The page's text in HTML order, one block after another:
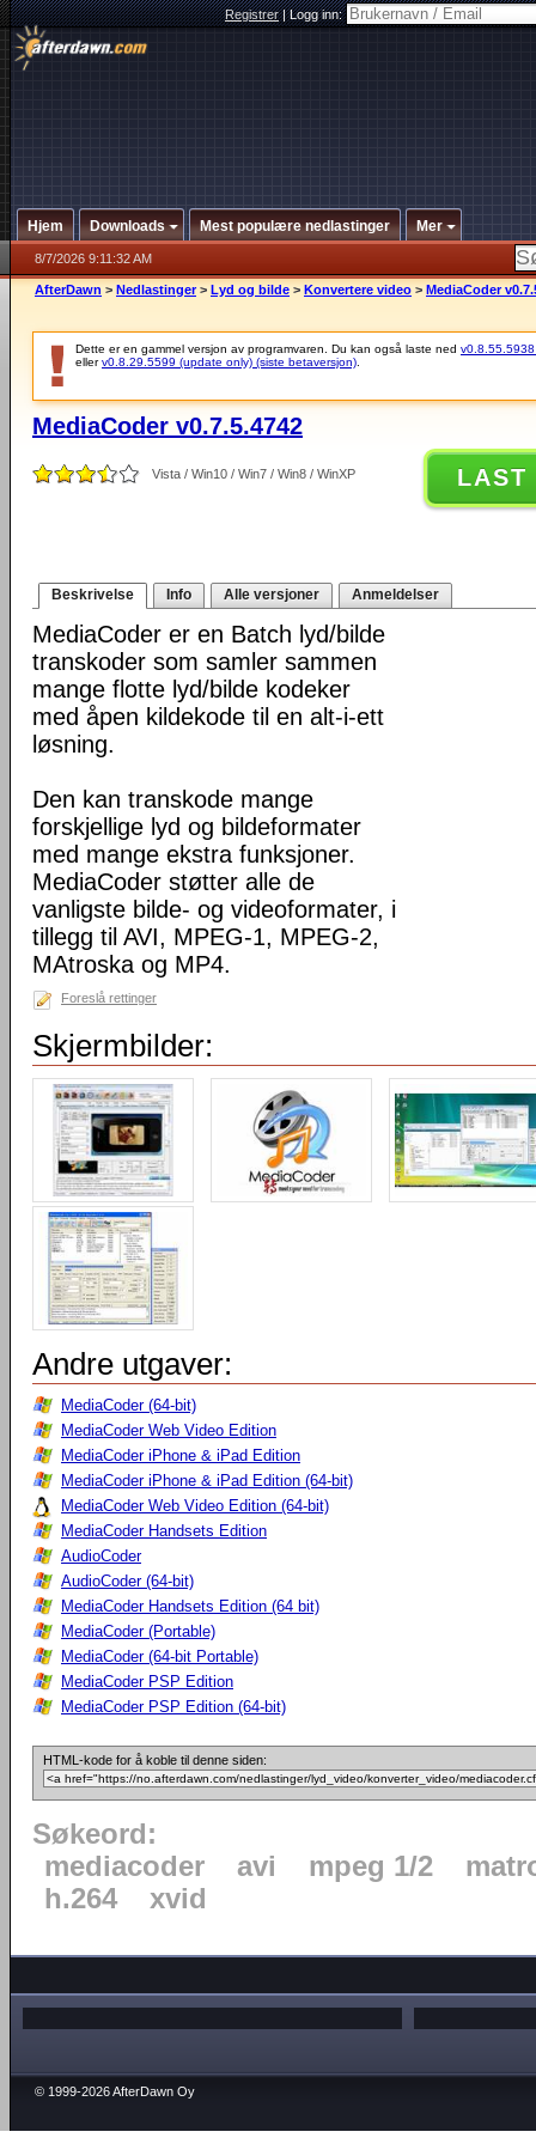
Registrer|Logg inn:
Hjem Downloads Mest populære nedlastinger Mer
8/7/2026 9:11:32 AM
AfterDawn > Nedlastinger > Lyd og bilde > Konvertere video > MediaCoder
Dette er en gammel versjon av programvaren. Du kan også laste ned v0.8.55.5938
ellerv0.8.29.5599 (update only) (siste betaversjon)
MediaCoder v0.7.5.4742
Vista / Win10 / Win7 / Win8 / WinXP LAST
Beskrivelse Info Alle versjoner Anmeldelser
MediaCoder er en Batch lyd/bilde
transkoder som samler sammen
mange flotte lyd/bilde kodeker
med åpen kildekode til en alt-i-ett
løsning.
Den kan transkode mange
forskjellige lyd og bildeformater
med mange ekstra funksjoner.
MediaCoder støtter alle de
vanligste bilde- og videoformater, i
tillegg til AVI, MPEG-1, MPEG-2,
MAtroska og MP4.
Foreslå rettinger
Skjermbilder:
Andre utgaver:
MediaCoder (64-bit)
MediaCoder Web Video Edition
MediaCoder iPhone & iPad Edition
MediaCoder iPhone & iPad Edition (64-bit)
MediaCoder Web Video Edition (64-bit)
MediaCoder Handsets Edition
AudioCoder
AudioCoder (64-bit)
MediaCoder Handsets Edition (64 bit)
MediaCoder (Portable)
MediaCoder (64-bit Portable)
MediaCoder PSP Edition
MediaCoder PSP Edition (64-bit)
HTML-kode for å koble til denne siden:
Søkeord:
mediacoder
avi mpeg 1/2
h.264
xvid
© 1999-2026 AfterDawn Oy